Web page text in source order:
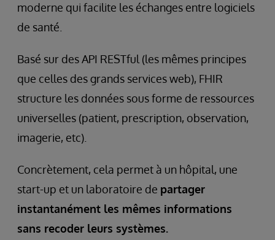
moderne qui facilite les échanges entre logiciels
de santé.
Basé sur des API RESTful (les mêmes principes
que celles des grands services web), FHIR
structure les données sous forme de ressources
universelles (patient, prescription, observation,
imagerie, etc).
Concrètement, cela permet à un hôpital, une
start-up et un laboratoire de partager
instantanément les mêmes informations
sans recoder leurs systèmes.